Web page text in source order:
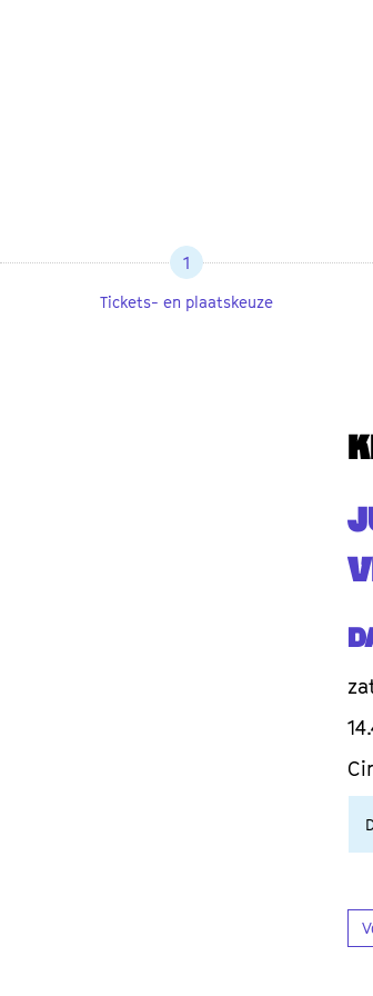
1
Tickets- en plaatskeuze